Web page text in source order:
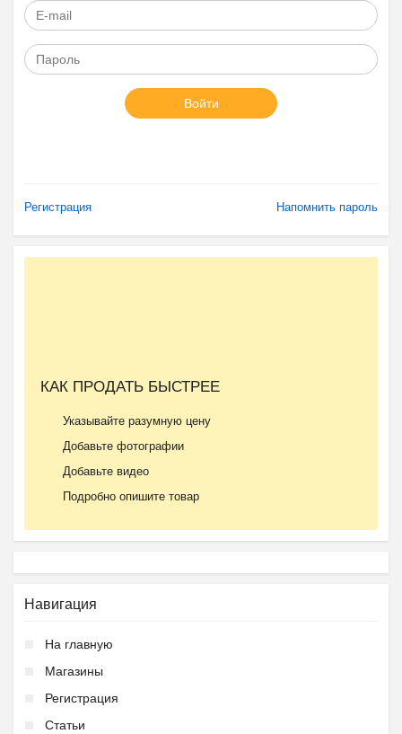
Войти
Регистрация Напомнить пароль
КАК ПРОДАТЬ БЫСТРЕЕ
Указывайте разумную цену
Добавьте фотографии
Добавьте видео
Подробно опишите товар
Навигация
На главную
Магазины
Регистрация
Статьи